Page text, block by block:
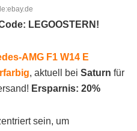
LEGOOSTERN!
AMG F1 W14 E
, aktuell bei Saturn für
Ersparnis: 20%
sein, um